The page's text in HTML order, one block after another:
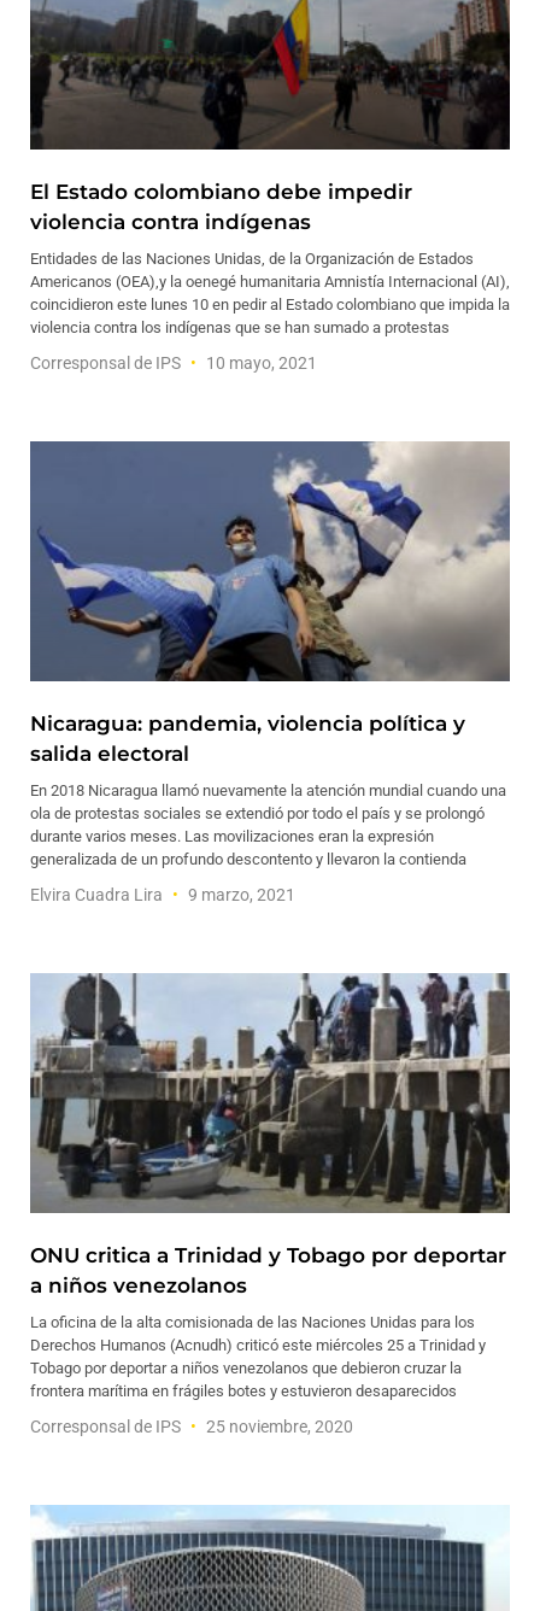
El Estado colombiano debe impedir
violencia contra indígenas
Entidades de las Naciones Unidas, de la Organización de Estados
Americanos (OEA),y la oenegé humanitaria Amnistía Internacional (AI),
coincidieron este lunes 10 en pedir al Estado colombiano que impida la
violencia contra los indígenas que se han sumado a protestas
Corresponsal de IPS 10 mayo, 2021
Nicaragua: pandemia, violencia política y
salida electoral
En 2018 Nicaragua llamó nuevamente la atención mundial cuando una
ola de protestas sociales se extendió por todo el país y se prolongó
durante varios meses. Las movilizaciones eran la expresión
generalizada de un profundo descontento y llevaron la contienda
Elvira Cuadra Lira 9 marzo, 2021
ONU critica a Trinidad y Tobago por deportar
a niños venezolanos
La oficina de la alta comisionada de las Naciones Unidas para los
Derechos Humanos (Acnudh) criticó este miércoles 25 a Trinidad y
Tobago por deportar a niños venezolanos que debieron cruzar la
frontera marítima en frágiles botes y estuvieron desaparecidos
Corresponsal de IPS 25 noviembre, 2020